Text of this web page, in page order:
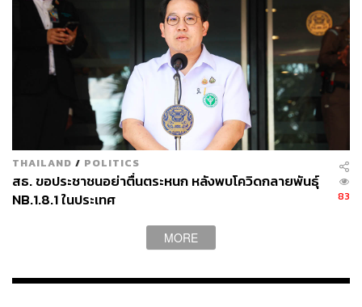
ติดเชื้อโควิด-19 ซึ่งพบว่าวัคซีนนั้นมีความปลอดภัย และ
สามารถกระตุ้นการตอบสนองของระบบภูมิคุ้มกันในร่างกาย
ของกลุ่มตัวอย่างได้ดีเกือบทุกคน และนำไปสู่การสร้าง
ภูมิคุ้มกันที่สำคัญ อย่างแอนติบอดี้ (Antibody) หรือสารภูมิ
ต้านทาน และทีเซลล์ (T-Cell) หรือเซลล์เม็ดเลือดขาวชนิด
หนึ่ง ที่ช่วยกำจัดสิ่งแปลกปลอมในร่างกาย ทำให้สามารถ
ต้านทานเชื้อไวรัสโคโรนา 2019 (SARS-CoV-2 ) ที่ก่อให้เกิด
โรคโควิด-19 ได้
จากการทดลองพบว่า ระดับการตอบสนองของทีเซลล์จะเพิ่ม
สูงสุดหลังฉีดวัคซีนในระยะเวลาประมาณ 14 วัน ส่วน
ประมาณ 28 วัน ซึ่งในการทดลองยังพบผลข้างเคียงที่ไม่
ตัวอย่างราว 70%
THAILAND / POLITICS
สธ. ขอประชาชนอย่าตื่นตระหนก หลังพบโควิดกลายพันธุ์
NB.1.8.1 ในประเทศ
83
MORE